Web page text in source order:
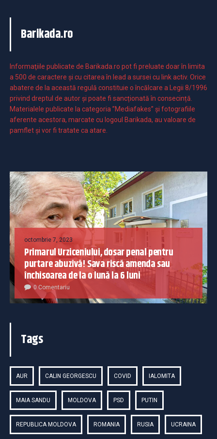
Barikada.ro
Informaţiile publicate de Barikada.ro pot fi preluate doar în limita
a 500 de caractere şi cu citarea în lead a sursei cu link activ. Orice
abatere de la această regulă constituie o încălcare a Legii 8/1996
privind dreptul de autor și poate fi sancționată în consecință.
Materialele publicate la categoria ”Mediafakes” și fotografiile
aferente acestora, marcate cu logoul Barikada, au valoare de
pamflet și vor fi tratate ca atare.
octombrie 7, 2023
Primarul Urziceniului, dosar penal pentru
purtare abuzivă! Sava riscă amenda sau
închisoarea de la o lună la 6 luni
0 Comentariu
Tags
AUR CALIN GEORGESCU COVID IALOMITA
MAIA SANDU MOLDOVA PSD PUTIN
REPUBLICA MOLDOVA ROMANIA RUSIA UCRAINA